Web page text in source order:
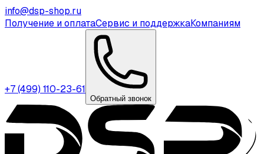
info@dsp-shop.ru
Получение и оплатаСервис и поддержкаКомпаниям
+7 (499) 110-23-61
Обратный звонок